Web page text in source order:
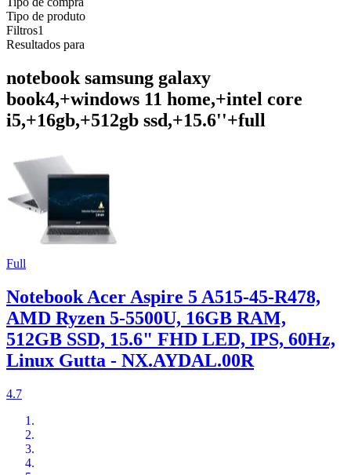
Tipo de produto
Filtros1
Resultados para
notebook samsung galaxy
book4,+windows 11 home,+intel core
i5,+16gb,+512gb ssd,+15.6''+full
Full
Notebook Acer Aspire 5 A515-45-R478,
AMD Ryzen 5-5500U, 16GB RAM,
512GB SSD, 15.6" FHD LED, IPS, 60Hz,
Linux Gutta - NX.AYDAL.00R
4.7